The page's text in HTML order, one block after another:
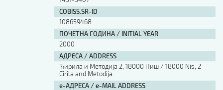
COBISS.SR-ID
108659468
ПОЧЕТНА ГОДИНА / INITIAL YEAR
2000
АДРЕСА / ADDRESS
Ћирила и Методија 2, 18000 Ниш / 18000 Nis, 2
Cirila and Metodija
е-АДРЕСА / e-MAIL ADDRESS